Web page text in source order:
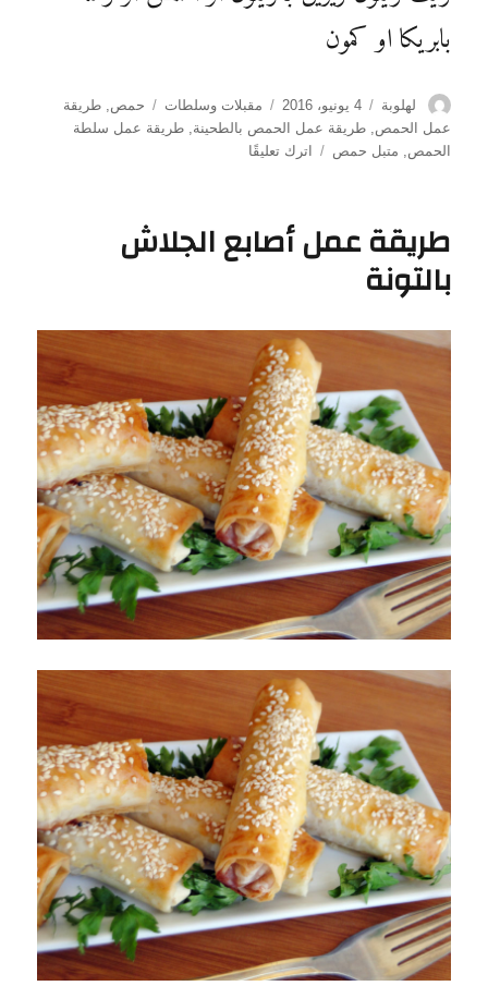
بابريكا او كمون
الكاتب
لهلوبة
نُشرت
في
4 يونيو، 2016 التصنيفات
مقبلات وسلطات الوسوم
حمص ,طريقة
عمل الحمص ,طريقة عمل الحمص بالطحينة ,طريقة عمل سلطة
الحمص
متبل حمص اترك تعليقًا
الحمص
السورية
طريقة عمل أصابع الجلاش
بالتونة